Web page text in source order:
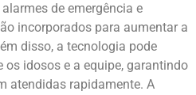
de emergência e
incorporados para aumentar a
disso, a tecnologia pode
idosos e a equipe, garantindo
atendidas rapidamente. A